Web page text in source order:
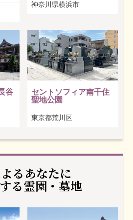
神奈川県横浜市
谷
セントソフィア南千住
聖地公園
東京都荒川区
るあなたに
る霊園・墓地